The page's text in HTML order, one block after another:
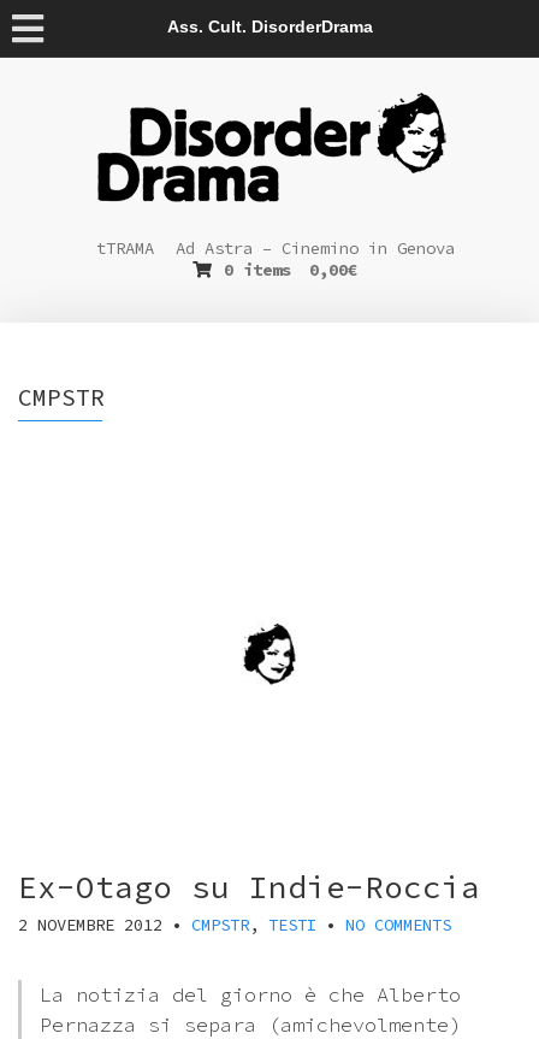
Ass. Cult. DisorderDrama
tTRAMA
Ad Astra – Cinemino in Genova
0 items
0,00€
CMPSTR
Ex-Otago su Indie-Roccia
2 NOVEMBRE 2012 • CMPSTR, TESTI • NO COMMENTS
La notizia del giorno è che Alberto
Pernazza si separa (amichevolmente)